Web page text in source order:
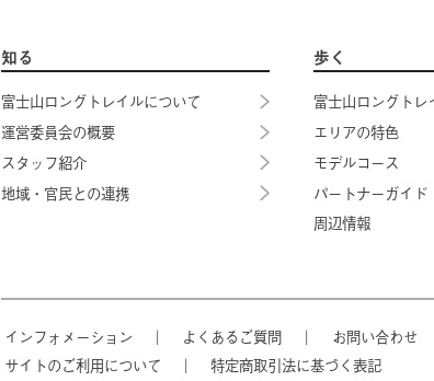
知る
富士山ロングトレイルについて
運営委員会の概要
スタッフ紹介
地域・官民との連携
歩く
富士山ロングトレ
エリアの特色
モデルコース
パートナーガイド
周辺情報
インフォメーション ｜ よくあるご質問 ｜ お問い合わせ
サイトのご利用について
｜ 特定商取引法に基づく表記